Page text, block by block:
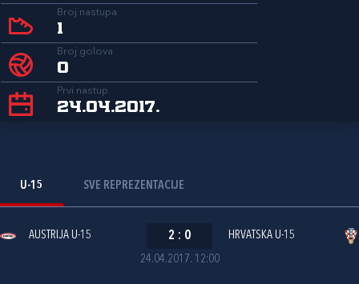
Broj nastupa
1
Broj golova
0
Prvi nastup
24.04.2017.
U-15 SVE REPREZENTACIJE
24.04.2017. 12:00
AUSTRIJA U-15 2 : 0 HRVATSKA U-15